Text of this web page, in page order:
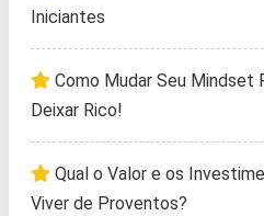
Iniciantes
Como Mudar Seu Mindset
Deixar Rico!
Qual o Valor e os
Viver de Proventos?